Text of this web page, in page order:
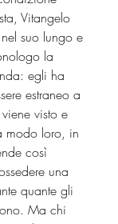
Vitangelo
suo lungo e
la
egli ha
estraneo a
visto e
modo loro, in
così
una
quante gli
Ma chi